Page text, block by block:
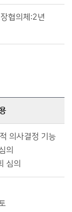
협의체:2년
의사결정 기능
의
심의